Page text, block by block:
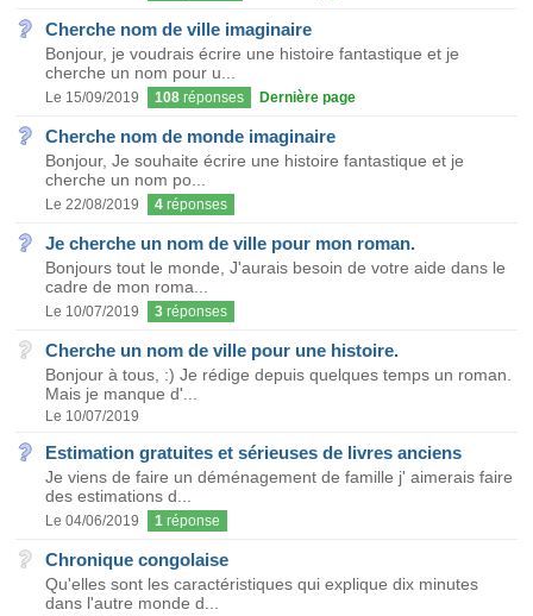
Cherche nom de ville imaginaire
Bonjour, je voudrais écrire une histoire fantastique et je
cherche un nom pour u...
Le 15/09/2019 108 réponses Dernière page
Cherche nom de monde imaginaire
Bonjour, Je souhaite écrire une histoire fantastique et je
cherche un nom po...
Le 22/08/2019 4 réponses
Je cherche un nom de ville pour mon roman.
Bonjours tout le monde, J'aurais besoin de votre aide dans le
cadre de mon roma...
Le 10/07/2019 3 réponses
Cherche un nom de ville pour une histoire.
Bonjour à tous, :) Je rédige depuis quelques temps un roman.
Mais je manque d'...
Le 10/07/2019
Estimation gratuites et sérieuses de livres anciens
Je viens de faire un déménagement de famille j' aimerais faire
des estimations d...
Le 04/06/2019 1 réponse
Chronique congolaise
Qu'elles sont les caractéristiques qui explique dix minutes
dans l'autre monde d...